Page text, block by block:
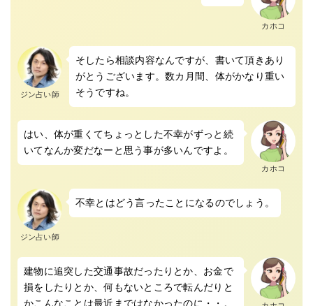
カホコ
ジン占い師
そしたら相談内容なんですが、書いて頂きあり
がとうございます。数カ月間、体がかなり重い
そうですね。
カホコ
はい、体が重くてちょっとした不幸がずっと続
いてなんか変だなーと思う事が多いんですよ。
ジン占い師
不幸とはどう言ったことになるのでしょう。
建物に追突した交通事故だったりとか、お金で
損をしたりとか、何もないところで転んだりと
かこんなことは最近まではなかったのに・・。